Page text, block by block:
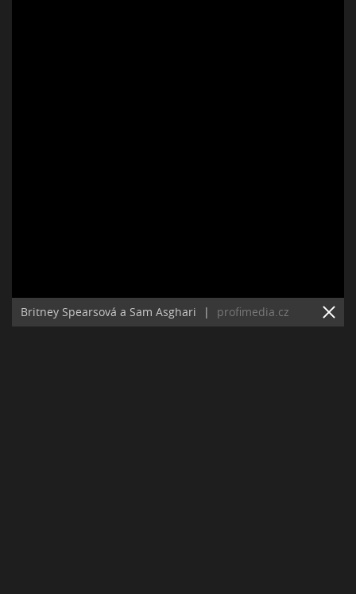
Britney Spearsová a Sam Asghari | profimedia.cz